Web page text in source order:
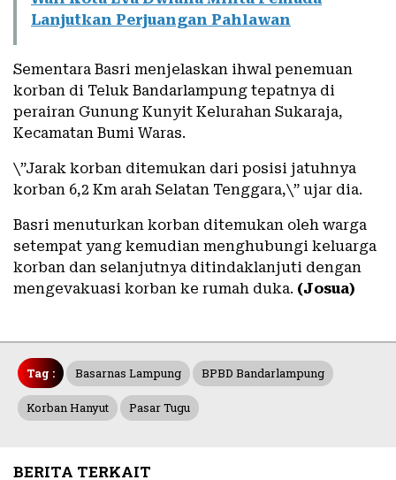
Lanjutkan Perjuangan Pahlawan
Sementara Basri menjelaskan ihwal penemuan
korban di Teluk Bandarlampung tepatnya di
perairan Gunung Kunyit Kelurahan Sukaraja,
Kecamatan Bumi Waras.
\”Jarak korban ditemukan dari posisi jatuhnya
korban 6,2 Km arah Selatan Tenggara,\” ujar dia.
Basri menuturkan korban ditemukan oleh warga
setempat yang kemudian menghubungi keluarga
korban dan selanjutnya ditindaklanjuti dengan
mengevakuasi korban ke rumah duka. (Josua)
Tag : Basarnas Lampung BPBD Bandarlampung
Korban Hanyut Pasar Tugu
BERITA TERKAIT